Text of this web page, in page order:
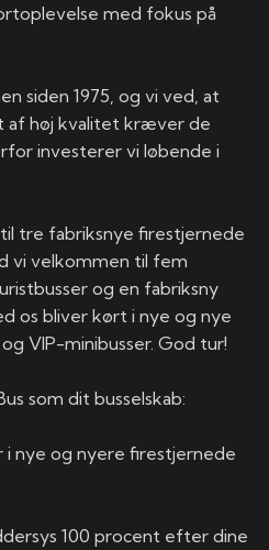
med fokus på
siden 1975, og vi ved, at
af høj kvalitet kræver de
investerer vi løbende i
tre fabriksnye firestjernede
vi velkommen til fem
og en fabriksny
os bliver kørt i nye og nye
VIP-minibusser. God tur!
som dit busselskab:
nye og nyere firestjernede
100 procent efter dine